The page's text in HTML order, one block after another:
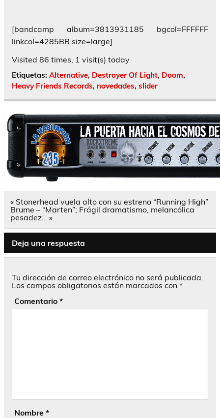
[bandcamp album=3813931185 bgcol=FFFFFF
linkcol=4285BB size=large]
Visited 86 times, 1 visit(s) today
Etiquetas: Alternative, Destroyer Of Light, Doom,
Heavy Friends Records, novedades, slider
Navegación
de
entradas
« Stonerhead vuela alto con su estreno “Running High”
Brume – “Marten”; Frágil dramatismo, melancólica
pesadez… »
Deja una respuesta
Tu dirección de correo electrónico no será publicada.
Los campos obligatorios están marcados con *
Comentario *
Nombre *